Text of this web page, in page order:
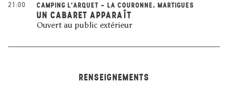
21:00 CAMPING L'ARQUET - LA COURONNE, MARTIGUES
UN CABARET APPARAÎT
Ouvert au public extérieur
RENSEIGNEMENTS